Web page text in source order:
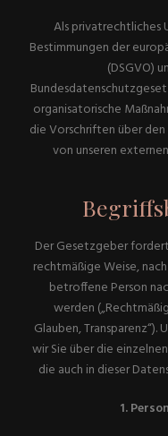
Als privatrechtliches
Bestimmungen der
(DSGVO)
organisatorische
die Vorschriften über
von unseren
Der Gesetzgeber
rechtmäßige Weise,
betroffene Person
werden
Glauben,
wir Sie über die
die auch in dieser
1.